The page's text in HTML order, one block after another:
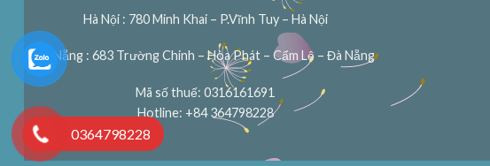
Hà Nội : 780 Minh Khai – P.Vĩnh Tuy – Hà Nội
Đà Nẵng : 683 Trường Chinh – Hòa Phát – Cẩm Lệ – Đà Nẵng
Mã số thuế: 0316161691
Hotline: +84 364798228
0364798228